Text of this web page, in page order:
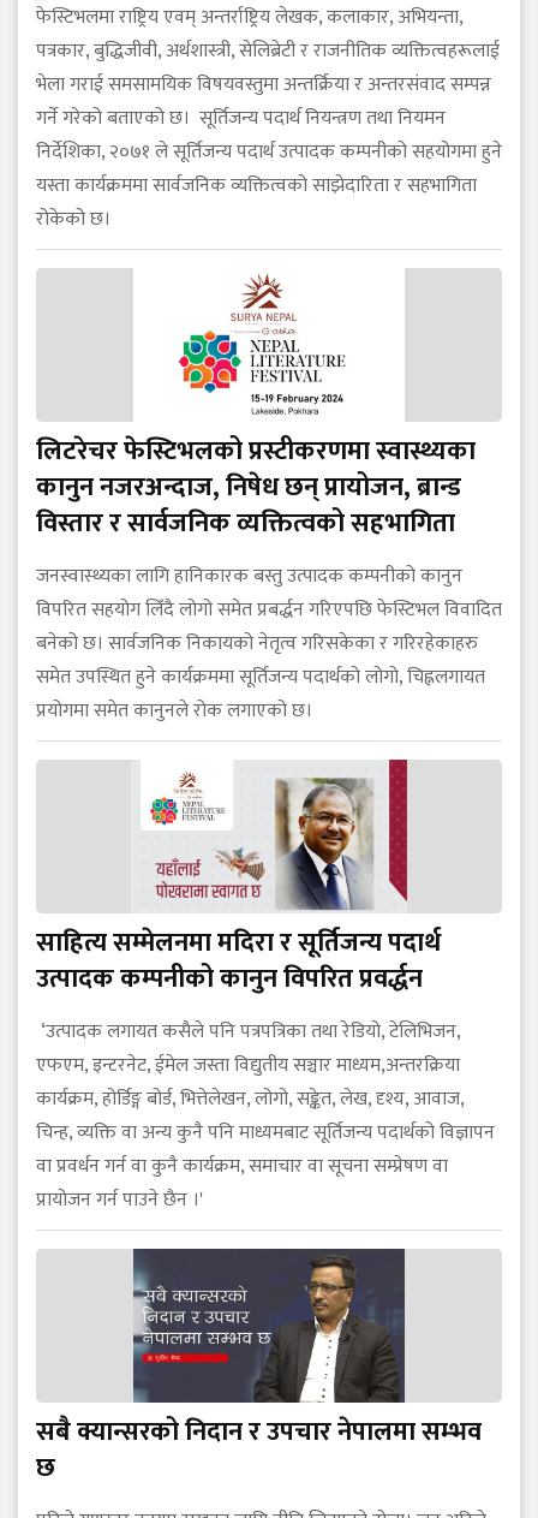
फेस्टिभलमा राष्ट्रिय एवम् अन्तर्राष्ट्रिय लेखक, कलाकार, अभियन्ता,
पत्रकार, बुद्धिजीवी, अर्थशास्त्री, सेलिब्रेटी र राजनीतिक व्यक्तित्वहरूलाई
भेला गराई समसामयिक विषयवस्तुमा अन्तर्क्रिया र अन्तरसंवाद सम्पन्न
गर्ने गरेको बताएको छ। सूर्तिजन्य पदार्थ नियन्त्रण तथा नियमन
निर्देशिका, २०७१ ले सूर्तिजन्य पदार्थ उत्पादक कम्पनीको सहयोगमा हुने
यस्ता कार्यक्रममा सार्वजनिक व्यक्तित्वको साझेदारिता र सहभागिता
रोकेको छ।
लिटरेचर फेस्टिभलको प्रस्टीकरणमा स्वास्थ्यका
कानुन नजरअन्दाज, निषेध छन् प्रायोजन, ब्रान्ड
विस्तार र सार्वजनिक व्यक्तित्वको सहभागिता
जनस्वास्थ्यका लागि हानिकारक बस्तु उत्पादक कम्पनीको कानुन
विपरित सहयोग लिँदै लोगो समेत प्रबर्द्धन गरिएपछि फेस्टिभल विवादित
बनेको छ। सार्वजनिक निकायको नेतृत्व गरिसकेका र गरिरहेकाहरु
समेत उपस्थित हुने कार्यक्रममा सूर्तिजन्य पदार्थको लोगो, चिह्नलगायत
प्रयोगमा समेत कानुनले रोक लगाएको छ।
साहित्य सम्मेलनमा मदिरा र सूर्तिजन्य पदार्थ
उत्पादक कम्पनीको कानुन विपरित प्रवर्द्धन
‘उत्पादक लगायत कसैले पनि पत्रपत्रिका तथा रेडियो, टेलिभिजन,
एफएम, इन्टरनेट, ईमेल जस्ता विद्युतीय सञ्चार माध्यम,अन्तरक्रिया
कार्यक्रम, होर्डिङ्ग बोर्ड, भित्तेलेखन, लोगो, सङ्केत, लेख, दृश्य, आवाज,
चिन्ह, व्यक्ति वा अन्य कुनै पनि माध्यमबाट सूर्तिजन्य पदार्थको विज्ञापन
वा प्रवर्धन गर्न वा कुनै कार्यक्रम, समाचार वा सूचना सम्प्रेषण वा
प्रायोजन गर्न पाउने छैन ।'
सबै क्यान्सरको निदान र उपचार नेपालमा सम्भव
छ